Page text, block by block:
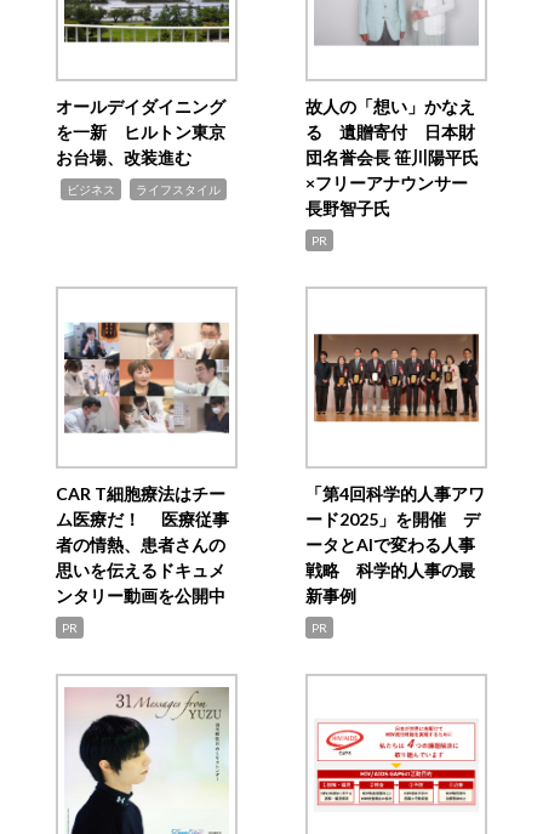
オールデイダイニング
を一新 ヒルトン東京
お台場、改装進む
ビジネス ライフスタイル
故人の「想い」かなえ
る 遺贈寄付 日本財
団名誉会長 笹川陽平氏
×フリーアナウンサー
長野智子氏
PR
CAR T細胞療法はチー
ム医療だ！ 医療従事
者の情熱、患者さんの
思いを伝えるドキュメ
ンタリー動画を公開中
PR
「第4回科学的人事アワ
ード2025」を開催 デ
ータとAIで変わる人事
戦略 科学的人事の最
新事例
PR